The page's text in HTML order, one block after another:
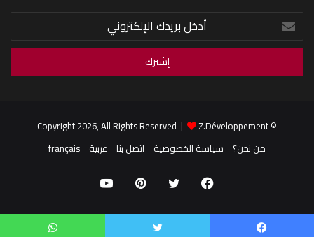
أدخل
بريدك
الإلكتروني
© Copyright 2026, All Rights Reserved |
Z.Développement
من نحن؟
سياسة الخصوصية اتصل بنا عربية français
فيسبوكتويتر بينتيريستيوتيوب